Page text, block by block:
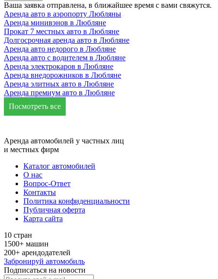
Ваша заявка отправлена, в ближайшее время с вами свяжутся.
Аренда авто в аэропорту Любляны
Аренда минивэнов в Любляне
Прокат 7 местных авто в Любляне
Долгосрочная аренда авто в Любляне
Аренда авто недорого в Любляне
Аренда авто с водителем в Любляне
Аренда электрокаров в Любляне
Аренда внедорожников в Любляне
Аренда элитных авто в Любляне
Аренда премиум авто в Любляне
Посмотреть все
Аренда автомобилей у частных лиц
и местных фирм
Каталог автомобилей
О нас
Вопрос-Ответ
Контакты
Политика конфиденциальности
Публичная оферта
Карта сайта
10 стран
1500+ машин
200+ арендодателей
Забронируй автомобиль
Подписаться на новости